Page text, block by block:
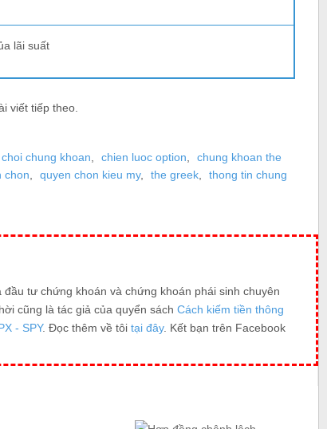
lãi suất
viết tiếp theo.
chung khoan chien luoc option
chung khoan the
chon quyen chon kieu my, the greek,
thong tin chung
tư chứng khoán và chứng khoán phái sinh chuyên
cũng là tác giả của quyển sách Cách kiếm tiền thông
- SPY. Đọc thêm về tôi tại đây. Kết bạn trên Facebook